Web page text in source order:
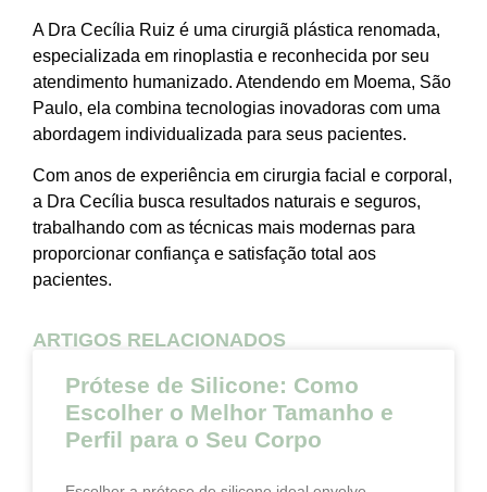
A Dra Cecília Ruiz é uma cirurgiã plástica renomada,
especializada em rinoplastia e reconhecida por seu
atendimento humanizado. Atendendo em Moema, São
Paulo, ela combina tecnologias inovadoras com uma
abordagem individualizada para seus pacientes.
Com anos de experiência em cirurgia facial e corporal,
a Dra Cecília busca resultados naturais e seguros,
trabalhando com as técnicas mais modernas para
proporcionar confiança e satisfação total aos
pacientes.
ARTIGOS RELACIONADOS
Prótese de Silicone: Como
Escolher o Melhor Tamanho e
Perfil para o Seu Corpo